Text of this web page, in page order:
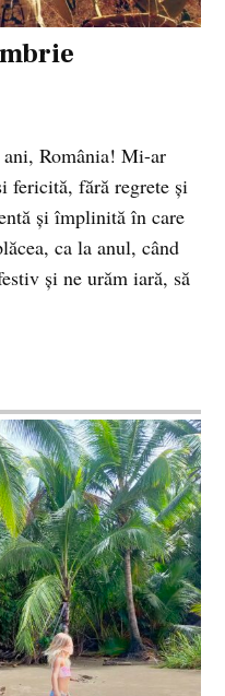
România! Mi-ar
fericită, fără regrete şi
şi împlinită în care
ca la anul, când
şi ne urăm iară, să